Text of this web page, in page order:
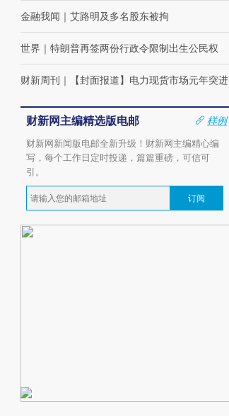
金融我闻 ｜ 艾路明及多名股东被拘
世界 ｜ 特朗普再签两份行政令限制出生公民权
财新周刊 ｜ 【封面报道】电力现货市场元年突进
财新网主编精选版电邮
样例
财新网新闻版电邮全新升级！财新网主编精心编
写，每个工作日定时投递，篇篇重磅，可信可
引。
订阅